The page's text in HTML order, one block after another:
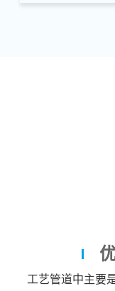
工艺管道中主要